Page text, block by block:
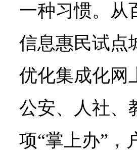
一种习惯。从
信息惠民试点
优化集成化网
公安、人社、
项“掌上办”，